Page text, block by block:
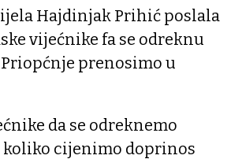
Hajdinjak Prihić poslala
vijećnike fa se odreknu
prenosimo u
da se odreknemo
koliko cijenimo doprinos